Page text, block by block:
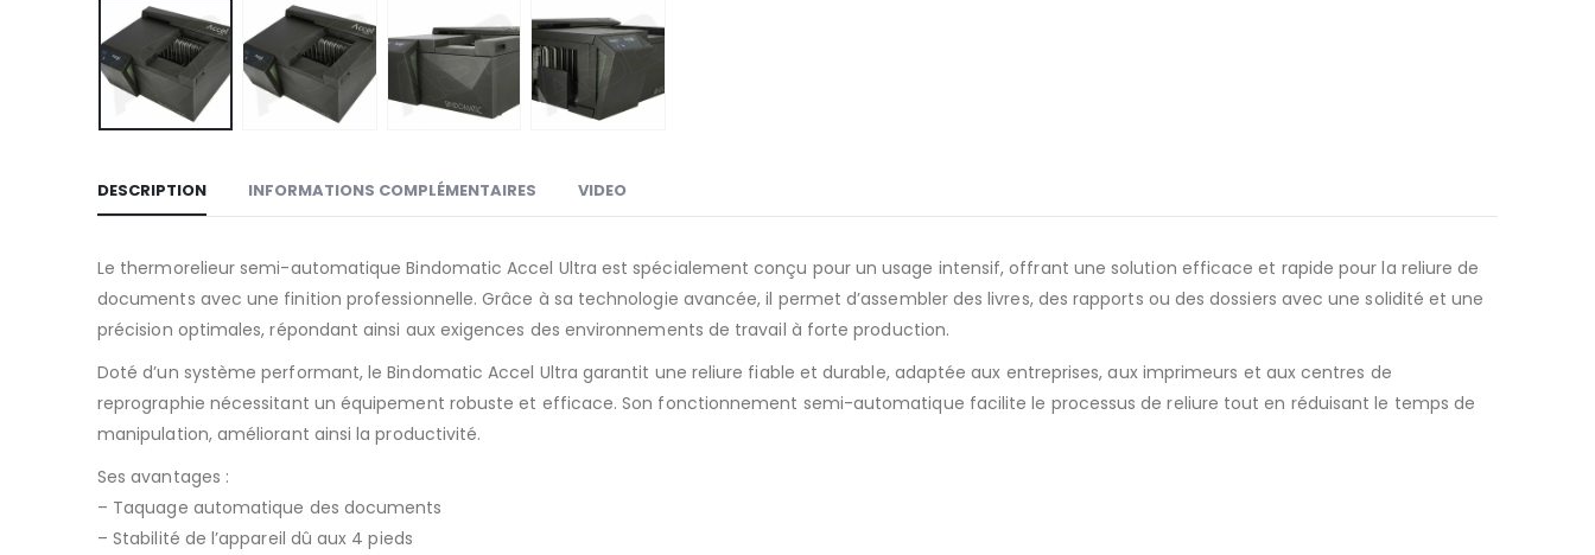
DESCRIPTION INFORMATIONS COMPLÉMENTAIRES VIDEO
Le thermorelieur semi-automatique Bindomatic Accel Ultra est spécialement conçu pour un usage intensif, offrant une solution efficace et rapide pour la reliure de
documents avec une finition professionnelle. Grâce à sa technologie avancée, il permet d’assembler des livres, des rapports ou des dossiers avec une solidité et une
précision optimales, répondant ainsi aux exigences des environnements de travail à forte production.
Doté d’un système performant, le Bindomatic Accel Ultra garantit une reliure fiable et durable, adaptée aux entreprises, aux imprimeurs et aux centres de
reprographie nécessitant un équipement robuste et efficace. Son fonctionnement semi-automatique facilite le processus de reliure tout en réduisant le temps de
manipulation, améliorant ainsi la productivité.
Ses avantages :
– Taquage automatique des documents
– Stabilité de l’appareil dû aux 4 pieds